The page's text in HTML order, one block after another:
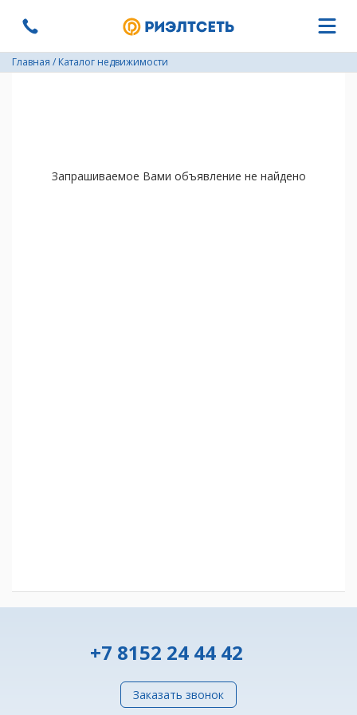
Главная / Каталог недвижимости
Запрашиваемое Вами объявление не найдено
+7 8152 24 44 42
Заказать звонок